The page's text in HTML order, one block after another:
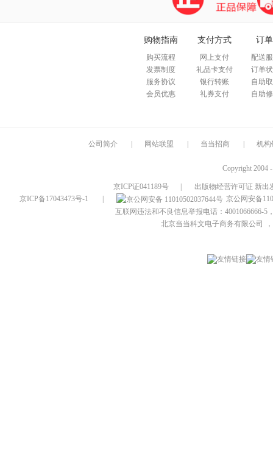
购物指南
购买流程
发票制度
服务协议
会员优惠
支付方式
网上支付
礼品卡支付
银行转账
礼券支付
订
配送
订单
自助
自助
公司简介 网站联盟 当当招商 机构
Copyright 2004
京ICP证041189号
出版物经营许可证 新出
京ICP备17043473号-1
京公网安备
互联网违法和不良信息举报电话：4001066666-5
北京当当科文电子商务有限公司